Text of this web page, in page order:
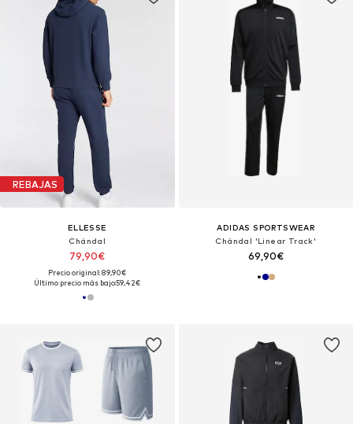
REBAJAS
ELLESSE
Chándal
79,90€
Precio original: 89,90€
Último precio más bajo:59,42€
ADIDAS SPORTSWEAR
Chándal 'Linear Track'
69,90€